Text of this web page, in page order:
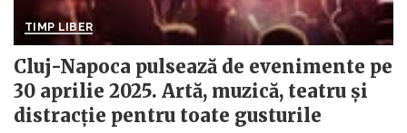
TIMP LIBER
Cluj-Napoca pulsează de evenimente pe
30 aprilie 2025. Artă, muzică, teatru și
distracție pentru toate gusturile